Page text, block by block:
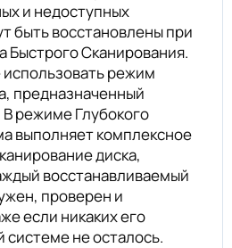
и недоступных
быть восстановлены при
Быстрого Сканирования.
режим
предназначенный
режиме Глубокого
выполняет комплексное
диска,
восстанавливаемый
проверен и
если никаких его
системе не осталось.